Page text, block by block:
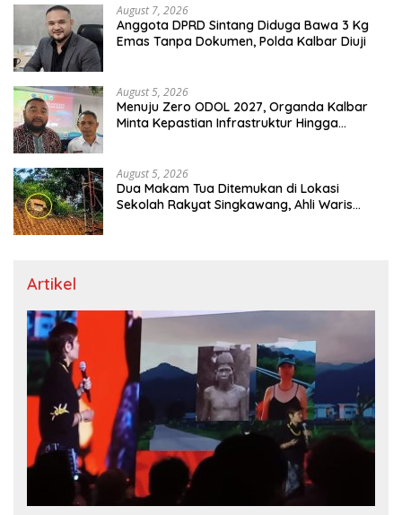
August 7, 2026
Anggota DPRD Sintang Diduga Bawa 3 Kg
Emas Tanpa Dokumen, Polda Kalbar Diuji
August 5, 2026
Menuju Zero ODOL 2027, Organda Kalbar
Minta Kepastian Infrastruktur Hingga
August 5, 2026
Dua Makam Tua Ditemukan di Lokasi
Sekolah Rakyat Singkawang, Ahli Waris
Artikel